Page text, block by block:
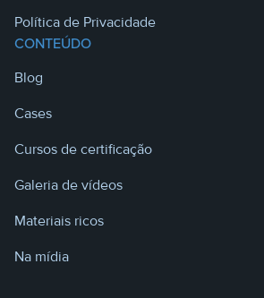
Política de Privacidade
CONTEÚDO
Blog
Cases
Cursos de certificação
Galeria de vídeos
Materiais ricos
Na mídia